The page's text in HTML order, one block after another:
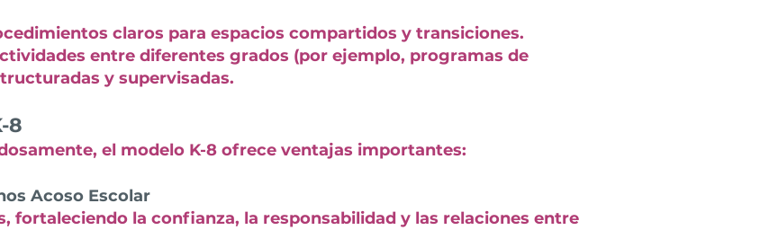
claros para espacios compartidos y transiciones.
entre diferentes grados (por ejemplo, programas de
y supervisadas.
8
el modelo K-8 ofrece ventajas importantes:
Acoso Escolar
fortaleciendo la confianza, la responsabilidad y las relaciones entre